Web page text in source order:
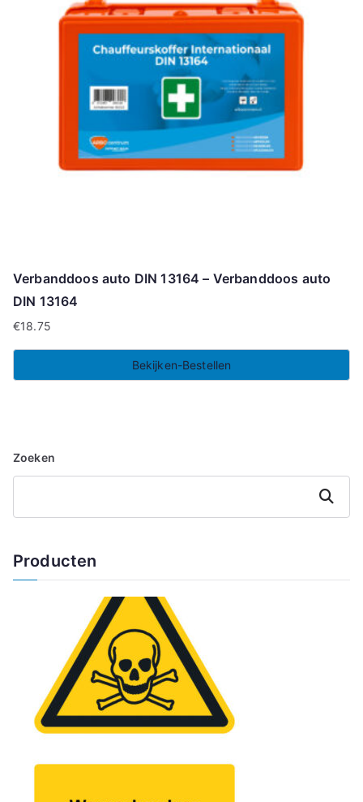
Verbanddoos auto DIN 13164 – Verbanddoos auto
DIN 13164
€18.75
Bekijken-Bestellen
Zoeken
Zoeken
Producten